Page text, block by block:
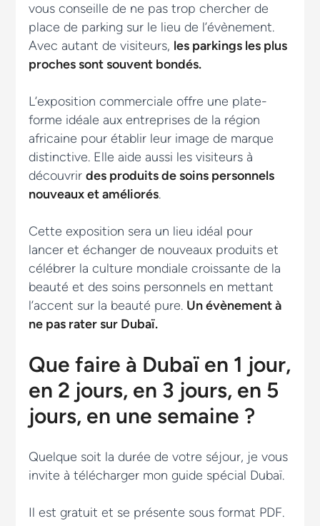
vous conseille de ne pas trop chercher de
place de parking sur le lieu de l’évènement.
Avec autant de visiteurs, les parkings les plus
proches sont souvent bondés.
L’exposition commerciale offre une plate-
forme idéale aux entreprises de la région
africaine pour établir leur image de marque
distinctive. Elle aide aussi les visiteurs à
découvrirdes produits de soins personnels
nouveaux et améliorés.
Cette exposition sera un lieu idéal pour
lancer et échanger de nouveaux produits et
célébrer la culture mondiale croissante de la
beauté et des soins personnels en mettant
l’accent sur la beauté pure. Un évènement à
ne pas rater sur Dubaï.
Que faire à Dubaï en 1 jour,
en 2 jours, en 3 jours, en 5
jours, en une semaine ?
Quelque soit la durée de votre séjour, je vous
invite à télécharger mon guide spécial Dubaï.
Il est gratuit et se présente sous format PDF.